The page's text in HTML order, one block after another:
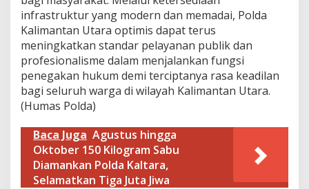
infrastruktur yang modern dan memadai, Polda
Kalimantan Utara optimis dapat terus
meningkatkan standar pelayanan publik dan
profesionalisme dalam menjalankan fungsi
penegakan hukum demi terciptanya rasa keadilan
bagi seluruh warga di wilayah Kalimantan Utara.
(Humas Polda)
Baca Juga Agustus hingga
Oktober 150 Kilogram Sabu
Diamankan Polda Kaltara,
Selamatkan Tiga Juta Jiwa